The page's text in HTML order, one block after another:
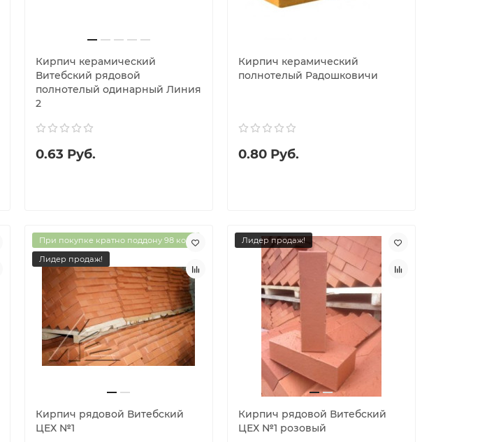
Кирпич керамический
Витебский рядовой
полнотелый одинарный Линия
2
0.63 Руб.
Кирпич керамический
полнотелый Радошковичи
0.80 Руб.
При покупке кратно поддону 98 коп.
Лидер продаж!
Кирпич рядовой Витебский
ЦЕХ №1
Лидер продаж!
Кирпич рядовой Витебский
ЦЕХ №1 розовый